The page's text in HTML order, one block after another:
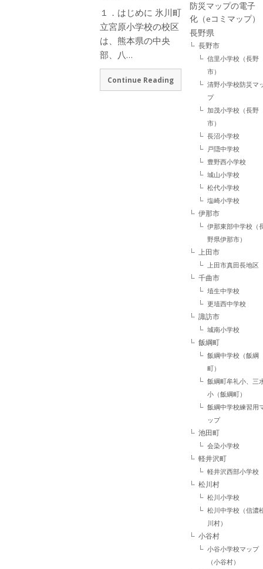
１．はじめに 氷川町
立宮原小学校の校区
は、熊本県の中央
部、八…
Continue Reading
防災マップの電子
化（eコミマップ）
長野県
長野市
信里小学校（長野
市）
清野小学校防災マ
プ
加茂小学校（長野
市）
長沼小学校
戸隠中学校
豊野西小学校
城山小学校
松代小学校
塩崎小学校
伊那市
伊那東部中学校（
野県伊那市）
上田市
上田市真田長地区
千曲市
埴生中学校
更埴西中学校
諏訪市
城南小学校
飯綱町
飯綱中学校（飯綱
町）
飯綱町牟礼小、三
小（飯綱町）
飯綱中学校練習用
ップ
池田町
会染小学校
軽井沢町
軽井沢西部小学校
松川村
松川小学校
松川中学校（信濃
川村）
小谷村
小谷小学校マップ
（小谷村）